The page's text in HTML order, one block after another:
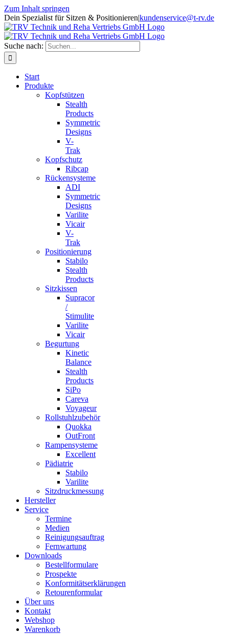
Zum Inhalt springen
Dein Spezialist für Sitzen & Positionieren|kundenservice@t-rv.de
Suche nach:
Start
Produkte
Kopfstützen
Stealth
Products
Symmetric
Designs
V-
Trak
Kopfschutz
Ribcap
Rückensysteme
ADI
Symmetric
Designs
Varilite
Vicair
V-
Trak
Positionierung
Stabilo
Stealth
Products
Sitzkissen
Supracor
/
Stimulite
Varilite
Vicair
Begurtung
Kinetic
Balance
Stealth
Products
SiPo
Careva
Voyageur
Rollstuhlzubehör
Quokka
OutFront
Rampensysteme
Excellent
Pädiatrie
Stabilo
Varilite
Sitzdruckmessung
Hersteller
Service
Termine
Medien
Reinigungsauftrag
Fernwartung
Downloads
Bestellformulare
Prospekte
Konformitätserklärungen
Retourenformular
Über uns
Kontakt
Webshop
Warenkorb